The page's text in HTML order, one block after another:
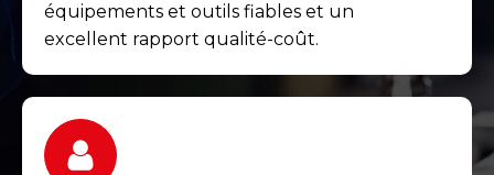
équipements et outils fiables et un
excellent rapport qualité-coût.